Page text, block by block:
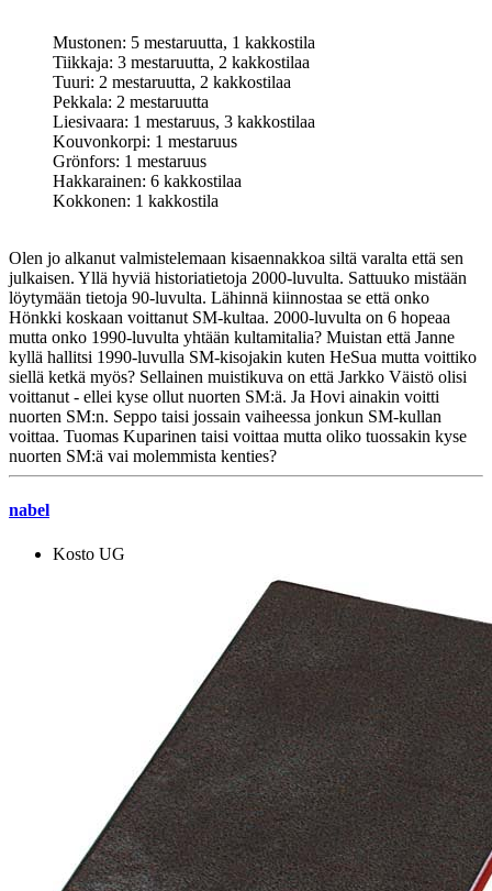
Mustonen: 5 mestaruutta, 1 kakkostila
Tiikkaja: 3 mestaruutta, 2 kakkostilaa
Tuuri: 2 mestaruutta, 2 kakkostilaa
Pekkala: 2 mestaruutta
Liesivaara: 1 mestaruus, 3 kakkostilaa
Kouvonkorpi: 1 mestaruus
Grönfors: 1 mestaruus
Hakkarainen: 6 kakkostilaa
Kokkonen: 1 kakkostila
Olen jo alkanut valmistelemaan kisaennakkoa siltä varalta että sen
julkaisen. Yllä hyviä historiatietoja 2000-luvulta. Sattuuko mistään
löytymään tietoja 90-luvulta. Lähinnä kiinnostaa se että onko
Hönkki koskaan voittanut SM-kultaa. 2000-luvulta on 6 hopeaa
mutta onko 1990-luvulta yhtään kultamitalia? Muistan että Janne
kyllä hallitsi 1990-luvulla SM-kisojakin kuten HeSua mutta voittiko
siellä ketkä myös? Sellainen muistikuva on että Jarkko Väistö olisi
voittanut - ellei kyse ollut nuorten SM:ä. Ja Hovi ainakin voitti
nuorten SM:n. Seppo taisi jossain vaiheessa jonkun SM-kullan
voittaa. Tuomas Kuparinen taisi voittaa mutta oliko tuossakin kyse
nuorten SM:ä vai molemmista kenties?
nabel
Kosto UG